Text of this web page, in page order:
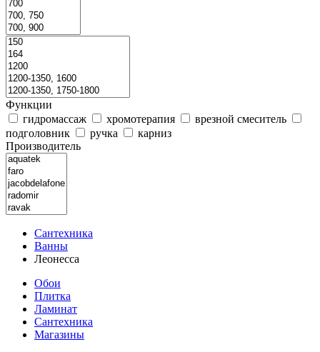
Функции
гидромассаж
хромотерапия
врезной смеситель
подголовник
ручка
карниз
Производитель
Сантехника
Ванны
Леонесса
Обои
Плитка
Ламинат
Сантехника
Магазины